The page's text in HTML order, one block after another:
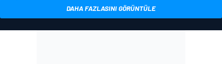
DAHA FAZLASINI GÖRÜNTÜLE